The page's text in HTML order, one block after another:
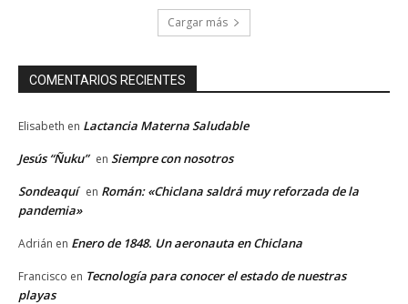
Cargar más
COMENTARIOS RECIENTES
Elisabeth en Lactancia Materna Saludable
Jesús “Ñuku” en Siempre con nosotros
Sondeaquí en Román: «Chiclana saldrá muy reforzada de la
pandemia»
Adrián en Enero de 1848. Un aeronauta en Chiclana
Francisco en Tecnología para conocer el estado de nuestras
playas